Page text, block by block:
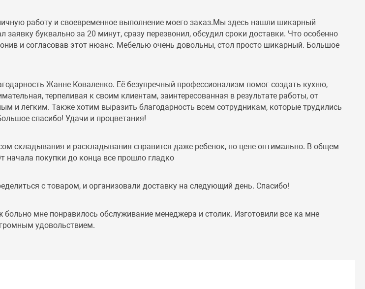
работу и своевременное выполнение моего заказ.Мы здесь нашли шикарный
буквально за 20 минут, сразу перезвонил, обсудил сроки доставки. Что особенно
и согласовав этот нюанс. Мебелью очень довольны, стол просто шикарный. Большое
Жанне Коваленко. Её безупречный профессионализм помог создать кухню,
терпеливая к своим клиентам, заинтересованная в результате работы, от
и легким. Также хотим выразить благодарность всем сотрудникам, которые трудились
спасибо! Удачи и процветания!
складывания и раскладывания справится даже ребенок, по цене оптимально. В общем
покупки до конца все прошло гладко
с товаром, и организовали доставку на следующий день. Спасибо!
мне понравилось обслуживание менеджера и столик. Изготовили все ка мне
удовольствием.